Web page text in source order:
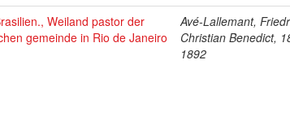
Weiland pastor der
gemeinde in Rio de Janeiro
Avé-Lallemant,
Christian Benedict,
1892